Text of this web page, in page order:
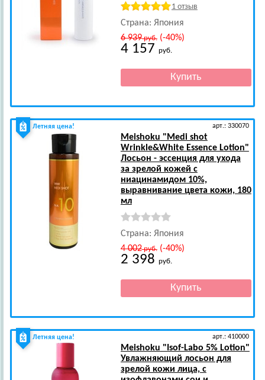
1 отзыв
Страна: Япония
6 939руб.(-40%)
4 157 руб.
Летняя цена! арт.: 330070
Meishoku "Medi shot
Wrinkle&White Essence Lotion"
Лосьон - эссенция для ухода
за зрелой кожей с
ниацинамидом 10%,
выравнивание цвета кожи, 180
мл
Страна: Япония
4 002руб.(-40%)
2 398 руб.
Летняя цена! арт.: 410000
Meishoku "Isof-Labo 5% Lotion"
Увлажняющий лосьон для
зрелой кожи лица, с